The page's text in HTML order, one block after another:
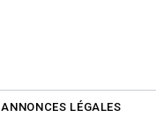
ANNONCES LÉGALES